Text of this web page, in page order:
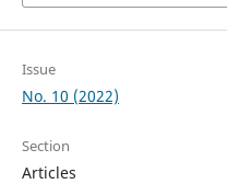
Issue
No. 10 (2022)
Section
Articles